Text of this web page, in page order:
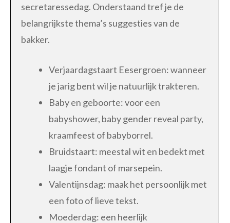
secretaressedag. Onderstaand tref je de
belangrijkste thema’s suggesties van de
bakker.
Verjaardagstaart Eesergroen: wanneer
je jarig bent wil je natuurlijk trakteren.
Baby en geboorte: voor een
babyshower, baby gender reveal party,
kraamfeest of babyborrel.
Bruidstaart: meestal wit en bedekt met
laagje fondant of marsepein.
Valentijnsdag: maak het persoonlijk met
een foto of lieve tekst.
Moederdag: een heerlijk